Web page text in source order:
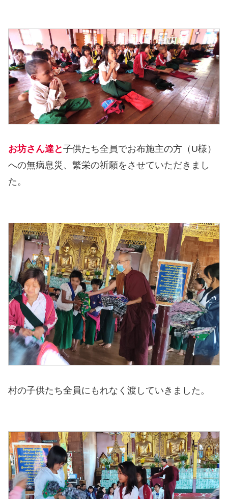
お坊さん達と子供たち全員でお布施主の方（U様）
への無病息災、繁栄の祈願をさせていただきまし
た。
村の子供たち全員にもれなく渡していきました。